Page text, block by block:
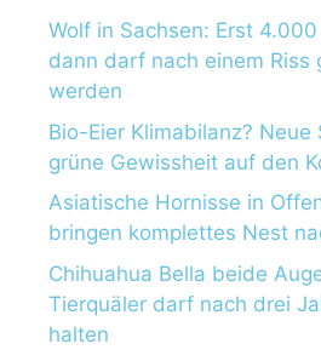
Wolf in Sachsen: Erst
dann darf nach einem Riss
werden
Bio-Eier Klimabilanz?
grüne Gewissheit auf den
Asiatische Hornisse in
bringen komplettes Nest
Chihuahua Bella beide
Tierquäler darf nach drei
halten